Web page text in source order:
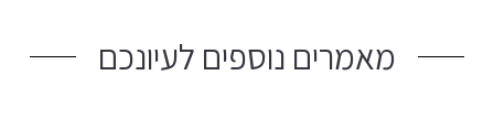
מאמרים נוספים לעיונכם